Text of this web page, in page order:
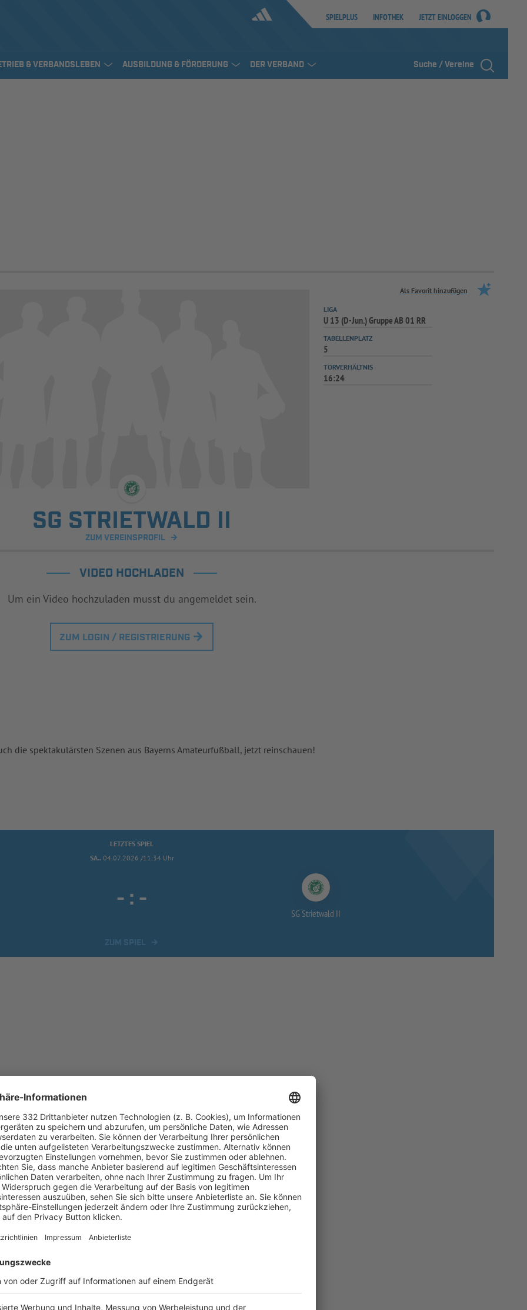
SPIELPLUS INFOTHEK JETZT EINLOGGEN
& VERBANDSLEBEN AUSBILDUNG & FÖRDERUNG DER VERBAND Suche / Vereine
Als Favorit hinzufügen
SG STRIETWALD II
ZUM VEREINSPROFIL
LIGA
U 13 (D-Jun.) Gruppe AB 01 RR
TABELLENPLATZ
5
TORVERHÄLTNIS
16:24
VIDEO HOCHLADEN
Um ein Video hochzuladen musst du angemeldet sein.
ZUM LOGIN / REGISTRIERUNG
die spektakulärsten Szenen aus Bayerns Amateurfußball, jetzt reinschauen!
LETZTES SPIEL
SA.. 04.07.2026 /11:34 Uhr
- : -
SG Strietwald II
UNSERE NEUIGKEITEN FÜR DICH